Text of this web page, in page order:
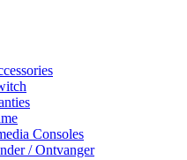
Consoles
/ Ontvanger